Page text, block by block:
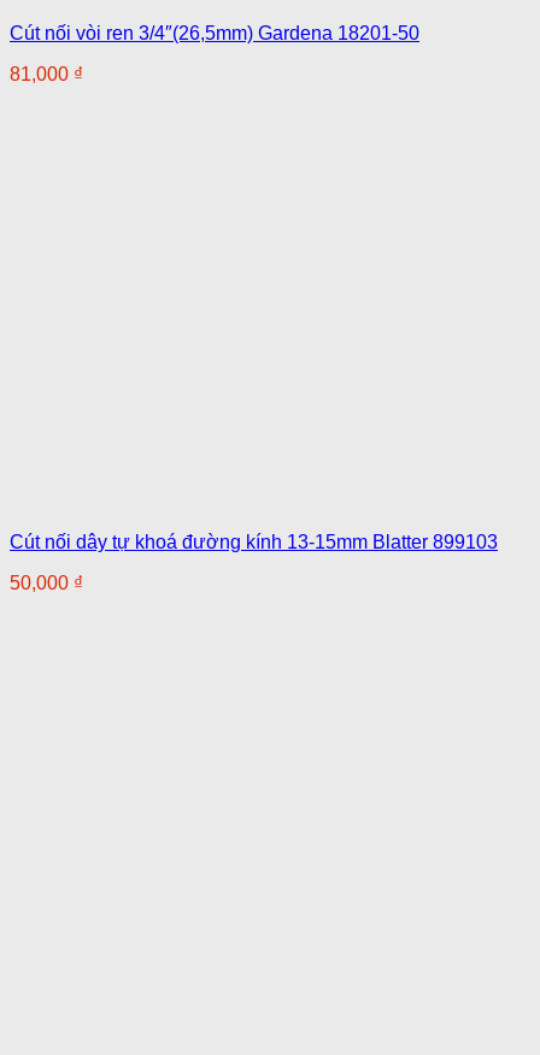
Cút nối vòi ren 3/4″(26,5mm) Gardena 18201-50
81,000 ₫
Cút nối dây tự khoá đường kính 13-15mm Blatter 899103
50,000 ₫